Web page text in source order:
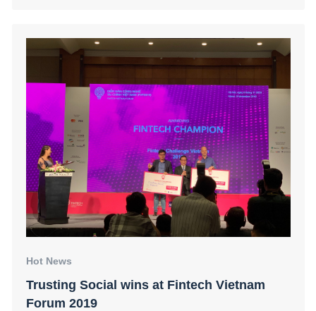
Hot News
Trusting Social wins at Fintech Vietnam
Forum 2019